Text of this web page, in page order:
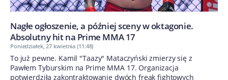
Nagłe ogłoszenie, a później sceny w oktagonie.
Absolutny hit na Prime MMA 17
Poniedziałek, 27 kwietnia (11:48)
To już pewne. Kamil "Taazy" Mataczyński zmierzy się z
Pawłem Tyburskim na Prime MMA 17. Organizacja
potwierdziła zakontraktowanie dwóch freak fightowych